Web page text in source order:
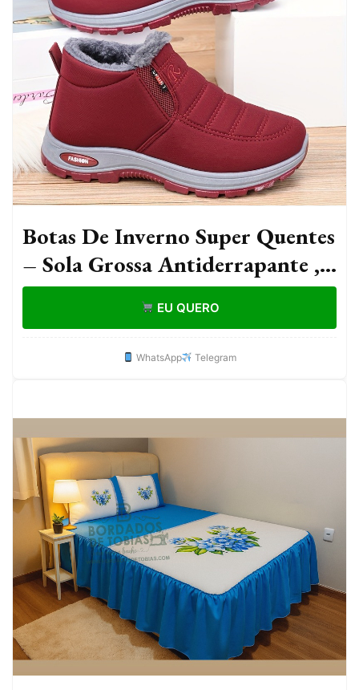
Botas De Inverno Super Quentes
– Sola Grossa Antiderrapante ,
Neve Masculinas E Femininas ,
Salto Baixo , Bico Vermelho
EU QUERO
WhatsApp Telegram